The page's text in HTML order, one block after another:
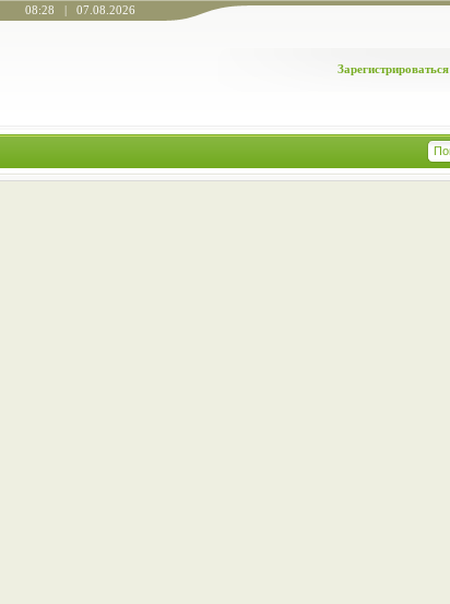
08:28 | 07.08.2026
Зарегистрироваться